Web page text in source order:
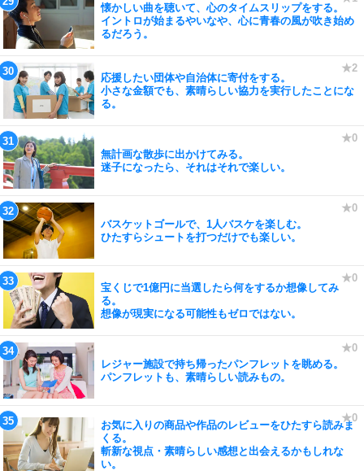
懐かしい曲を聴いて、心のタイムスリップをする。
イントロが始まるやいなや、心に青春の風が吹き始め
るだろう。
応援したい団体や自治体に寄付をする。
小さな金額でも、素晴らしい協力を実行したことにな
る。
無計画な散歩に出かけてみる。
迷子になったら、それはそれで楽しい。
バスケットゴールで、1人バスケを楽しむ。
ひたすらシュートを打つだけでも楽しい。
宝くじで1億円に当選したら何をするか想像してみ
る。
想像が現実になる可能性もゼロではない。
レジャー施設で持ち帰ったパンフレットを眺める。
パンフレットも、素晴らしい読みもの。
お気に入りの商品や作品のレビューをひたすら読みま
くる。
斬新な視点・素晴らしい感想と出会えるかもしれな
い。